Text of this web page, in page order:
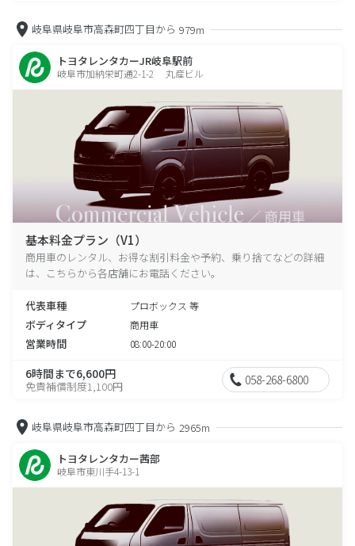
岐阜県岐阜市高森町四丁目から 979m
トヨタレンタカーJR岐阜駅前
岐阜市加納栄町通2-1-2 丸産ビル
基本料金プラン（V1）
商用車のレンタル、お得な割引料金や予約、乗り捨てなどの詳細
は、こちらから各店舗にお電話ください。
代表車種 プロボックス 等
ボディタイプ 商用車
営業時間 08:00-20:00
6時間まで6,600円
免責補償制度1,100円 058-268-6800
岐阜県岐阜市高森町四丁目から 2965m
トヨタレンタカー茜部
岐阜市東川手4-13-1